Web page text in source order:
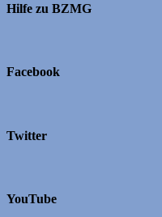
Hilfe zu BZMG
Facebook
Twitter
YouTube